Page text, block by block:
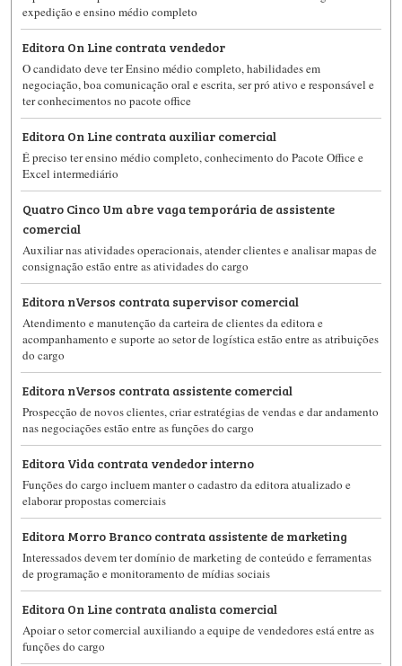
expedição e ensino médio completo
Editora On Line contrata vendedor
O candidato deve ter Ensino médio completo, habilidades em
negociação, boa comunicação oral e escrita, ser pró ativo e responsável e
ter conhecimentos no pacote office
Editora On Line contrata auxiliar comercial
É preciso ter ensino médio completo, conhecimento do Pacote Office e
Excel intermediário
Quatro Cinco Um abre vaga temporária de assistente
comercial
Auxiliar nas atividades operacionais, atender clientes e analisar mapas de
consignação estão entre as atividades do cargo
Editora nVersos contrata supervisor comercial
Atendimento e manutenção da carteira de clientes da editora e
acompanhamento e suporte ao setor de logística estão entre as atribuições
do cargo
Editora nVersos contrata assistente comercial
Prospecção de novos clientes, criar estratégias de vendas e dar andamento
nas negociações estão entre as funções do cargo
Editora Vida contrata vendedor interno
Funções do cargo incluem manter o cadastro da editora atualizado e
elaborar propostas comerciais
Editora Morro Branco contrata assistente de marketing
Interessados devem ter domínio de marketing de conteúdo e ferramentas
de programação e monitoramento de mídias sociais
Editora On Line contrata analista comercial
Apoiar o setor comercial auxiliando a equipe de vendedores está entre as
funções do cargo